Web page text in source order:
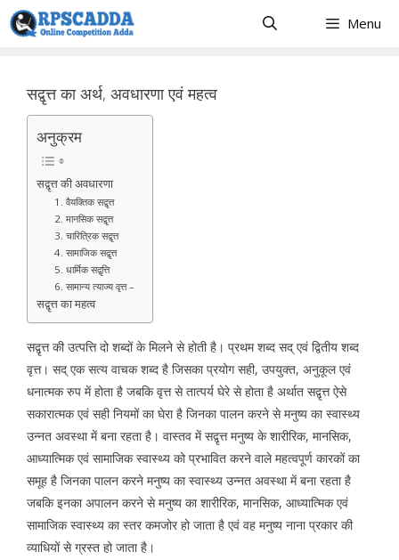
Skip
to
Menu
सद्वृत्त का अर्थ, अवधारणा एवं महत्व
अनुक्रम
सद्वृत्त की अवधारणा
1. वैयक्तिक सद्वृत्त
2. मानसिक सद्वृत्त
3. चारित्रिक सद्वृत्त
4. सामाजिक सद्वृत्त
5. धार्मिक सद्वृत्ति
6. सामान्य त्याज्य वृत्त –
सद्वृत्त का महत्व
सद्वृत्त की उत्पत्ति दो शब्दों के मिलने से होती है। प्रथम शब्द सद् एवं द्वितीय शब्द
वृत्त। सद् एक सत्य वाचक शब्द है जिसका प्रयोग सही, उपयुक्त, अनुकूल एवं
धनात्मक रुप में होता है जबकि वृत्त से तात्पर्य घेरे से होता है अर्थात सद्वृत्त ऐसे
सकारात्मक एवं सही नियमों का घेरा है जिनका पालन करने से मनुष्य का स्वास्थ्य
उन्नत अवस्था में बना रहता है। वास्तव में सद्वृत्त मनुष्य के शारीरिक, मानसिक,
आध्यात्मिक एवं सामाजिक स्वास्थ्य को प्रभावित करने वाले महत्वपूर्ण कारकों का
समूह है जिनका पालन करने मनुष्य का स्वास्थ्य उन्नत अवस्था में बना रहता है
जबकि इनका अपालन करने से मनुष्य का शारीरिक, मानसिक, आध्यात्मिक एवं
सामाजिक स्वास्थ्य का स्तर कमजोर हो जाता है एवं वह मनुष्य नाना प्रकार की
व्याधियों से ग्रस्त हो जाता है।